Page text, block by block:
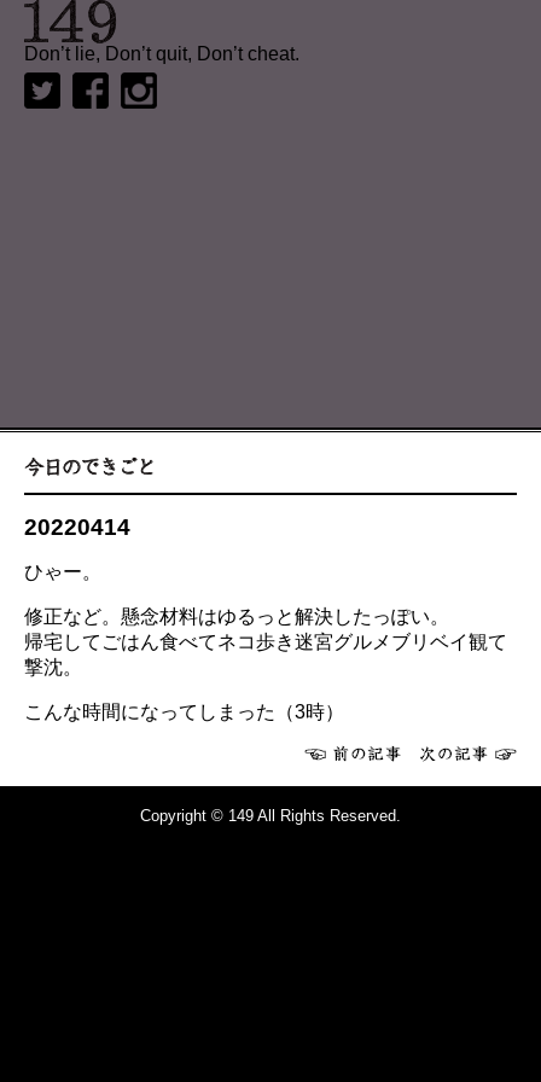
Don’t lie, Don’t quit, Don’t cheat.
20220414
ひゃー。
修正など。懸念材料はゆるっと解決したっぽい。
帰宅してごはん食べてネコ歩き迷宮グルメブリベイ観て
撃沈。
こんな時間になってしまった（3時）
Copyright © 149 All Rights Reserved.